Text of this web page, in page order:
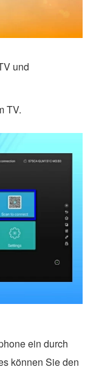
und
TV.
ein durch
können Sie den